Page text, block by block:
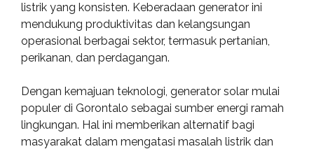
listrik yang konsisten. Keberadaan generator ini
mendukung produktivitas dan kelangsungan
operasional berbagai sektor, termasuk pertanian,
perikanan, dan perdagangan.
Dengan kemajuan teknologi, generator solar mulai
populer di Gorontalo sebagai sumber energi ramah
lingkungan. Hal ini memberikan alternatif bagi
masyarakat dalam mengatasi masalah listrik dan